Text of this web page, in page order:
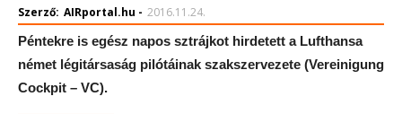
Szerző: AIRportal.hu - 2016.11.24.
Péntekre is egész napos sztrájkot hirdetett a Lufthansa
német légitársaság pilótáinak szakszervezete (Vereinigung
Cockpit – VC).